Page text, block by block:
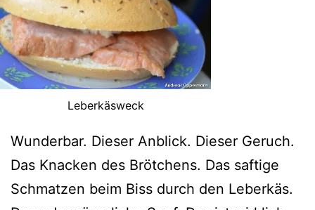
Leberkäsweck
Wunderbar. Dieser Anblick. Dieser Geruch.
Das Knacken des Brötchens. Das saftige
Schmatzen beim Biss durch den Leberkäs.